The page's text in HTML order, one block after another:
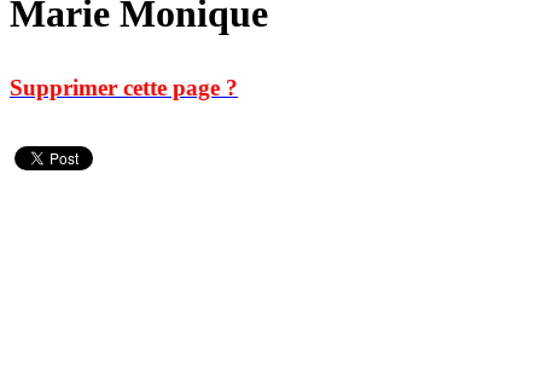
Marie Monique
Supprimer cette page ?